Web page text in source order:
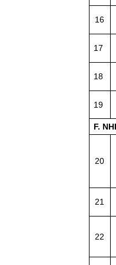
16
17
18
19
F.
20
21
22